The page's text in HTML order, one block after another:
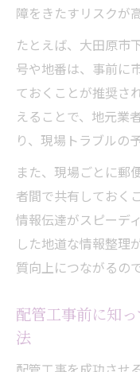
障をきたすリスクが
たとえば、大田原市
号や地番は、事前に
ておくことが推奨さ
えることで、地元業
り、現場トラブルの
また、現場ごとに郵
者間で共有しておく
情報伝達がスピーデ
した地道な情報整理
質向上につながるので
配管工事前に知
法